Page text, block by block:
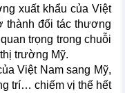
xuất khẩu của Việt
thành đối tác thương
trọng trong chuỗi
trường Mỹ.
Việt Nam sang Mỹ,
trí… chiếm vị thế hết